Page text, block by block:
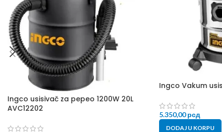
Ingco usisivač za pepeo 1200W 20L
AVC12202
Ingco Vakum
5.350,00рсд
DODAJ U KORPU